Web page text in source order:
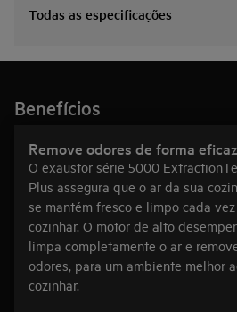
Todas as especificações
Benefícios
Remove odores de forma eficaz
O exaustor série 5000
Plus assegura que o ar da sua
se mantém fresco e limpo cada
cozinhar. O motor de alto
limpa completamente o ar e
odores, para um ambiente melhor
cozinhar.